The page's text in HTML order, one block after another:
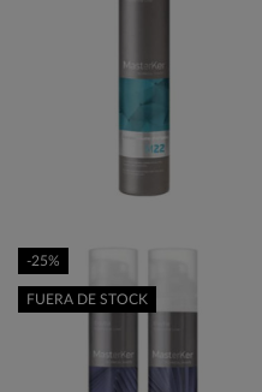
-25%
FUERA DE STOCK